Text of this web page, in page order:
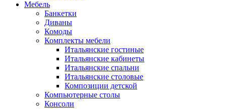
Мебель
Банкетки
Диваны
Комоды
Комплекты мебели
Итальянские гостиные
Итальянские кабинеты
Итальянские спальни
Итальянские столовые
Композиции детской
Компьютерные столы
Консоли